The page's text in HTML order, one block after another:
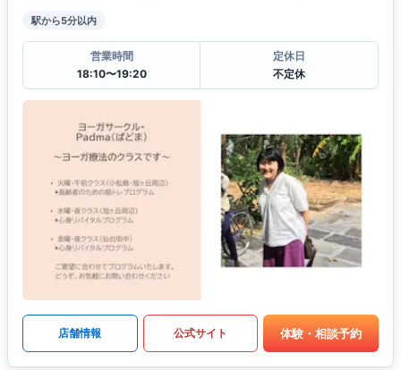
駅から5分以内
営業時間
18:10〜19:20
定休日
不定休
店舗情報 公式サイト 体験・相談予約